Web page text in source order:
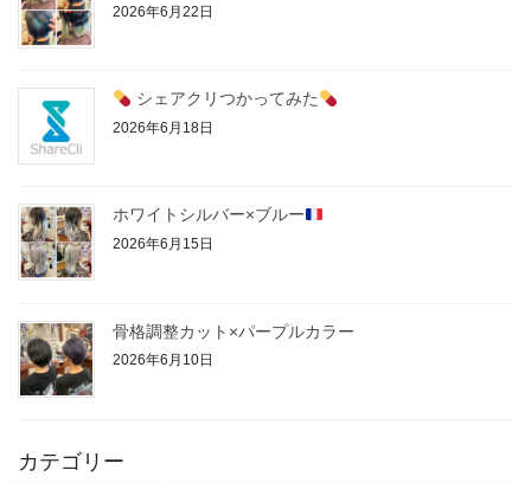
2026年6月22日
シェアクリつかってみた
2026年6月18日
ホワイトシルバー×ブルー
2026年6月15日
骨格調整カット×パープルカラー
2026年6月10日
カテゴリー